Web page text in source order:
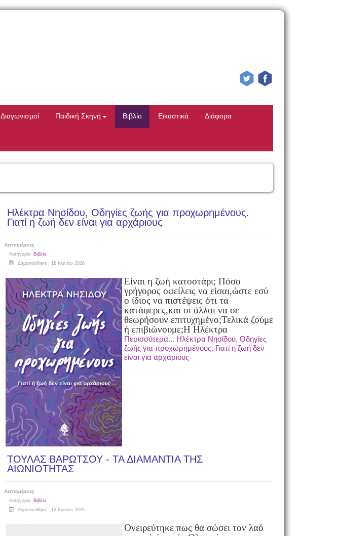
Διαγωνισμοί Παιδική Σκηνή Βιβλίο Εικαστικά Διάφορα
Ηλέκτρα Νησίδου, Οδηγίες ζωής για προχωρημένους.
Γιατί η ζωή δεν είναι για αρχάριους
Λεπτομέρειες
Κατηγορία: Βιβλίο
Δημοσιεύθηκε : 18 Ιουνίου 2026
Είναι η ζωή κατοστάρι; Πόσο
γρήγορος οφείλεις να είσαι,ώστε εσύ
ο ίδιος να πιστέψεις ότι τα
κατάφερες,και οι άλλοι να σε
θεωρήσουν επιτυχημένο;Τελικά ζούμε
ή επιβιώνουμε;Η Ηλέκτρα
Περισσότερα... Ηλέκτρα Νησίδου, Οδηγίες
ζωής για προχωρημένους. Γιατί η ζωή δεν
είναι για αρχάριους
ΤΟΥΛΑΣ ΒΑΡΩΤΣΟΥ - ΤΑ ΔΙΑΜΑΝΤΙΑ ΤΗΣ
ΑΙΩΝΙΟΤΗΤΑΣ
Λεπτομέρειες
Κατηγορία: Βιβλίο
Δημοσιεύθηκε : 12 Ιουνίου 2026
Ονειρεύτηκε πως θα σώσει τον λαό